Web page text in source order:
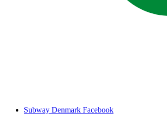
Subway Denmark Facebook